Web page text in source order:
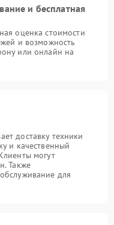
и бесплатная
оценка стоимости
и возможность
или онлайн на
доставку техники
и качественный
могут
Также
для